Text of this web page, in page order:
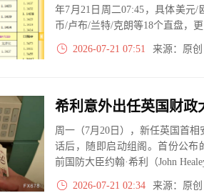
年7月21日周二07:45，具体美元
币/卢布/兰特/克朗等18个直盘，
2026-07-21 07:51 来源：原
周一（7月20日），新任英国首
话后，随即启动组阁。首份公布
前国防大臣约翰·希利（John
2026-07-21 02:34 来源：原